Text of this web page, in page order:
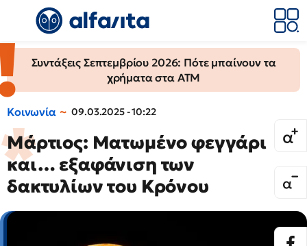
Συντάξεις Σεπτεμβρίου 2026: Πότε μπαίνουν τα
χρήματα στα ΑΤΜ
Κοινωνία 09.03.2025 - 10:22
Μάρτιος: Ματωμένο φεγγάρι
και… εξαφάνιση των
δακτυλίων του Κρόνου